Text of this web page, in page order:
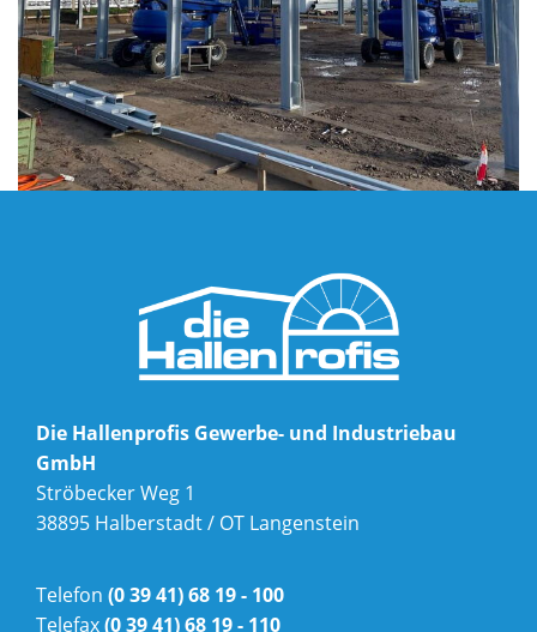
Die Hallenprofis Gewerbe- und Industriebau
GmbH
Ströbecker Weg 1
38895 Halberstadt / OT Langenstein
Telefon (0 39 41) 68 19 - 100
Telefax(0 39 41) 68 19 - 110